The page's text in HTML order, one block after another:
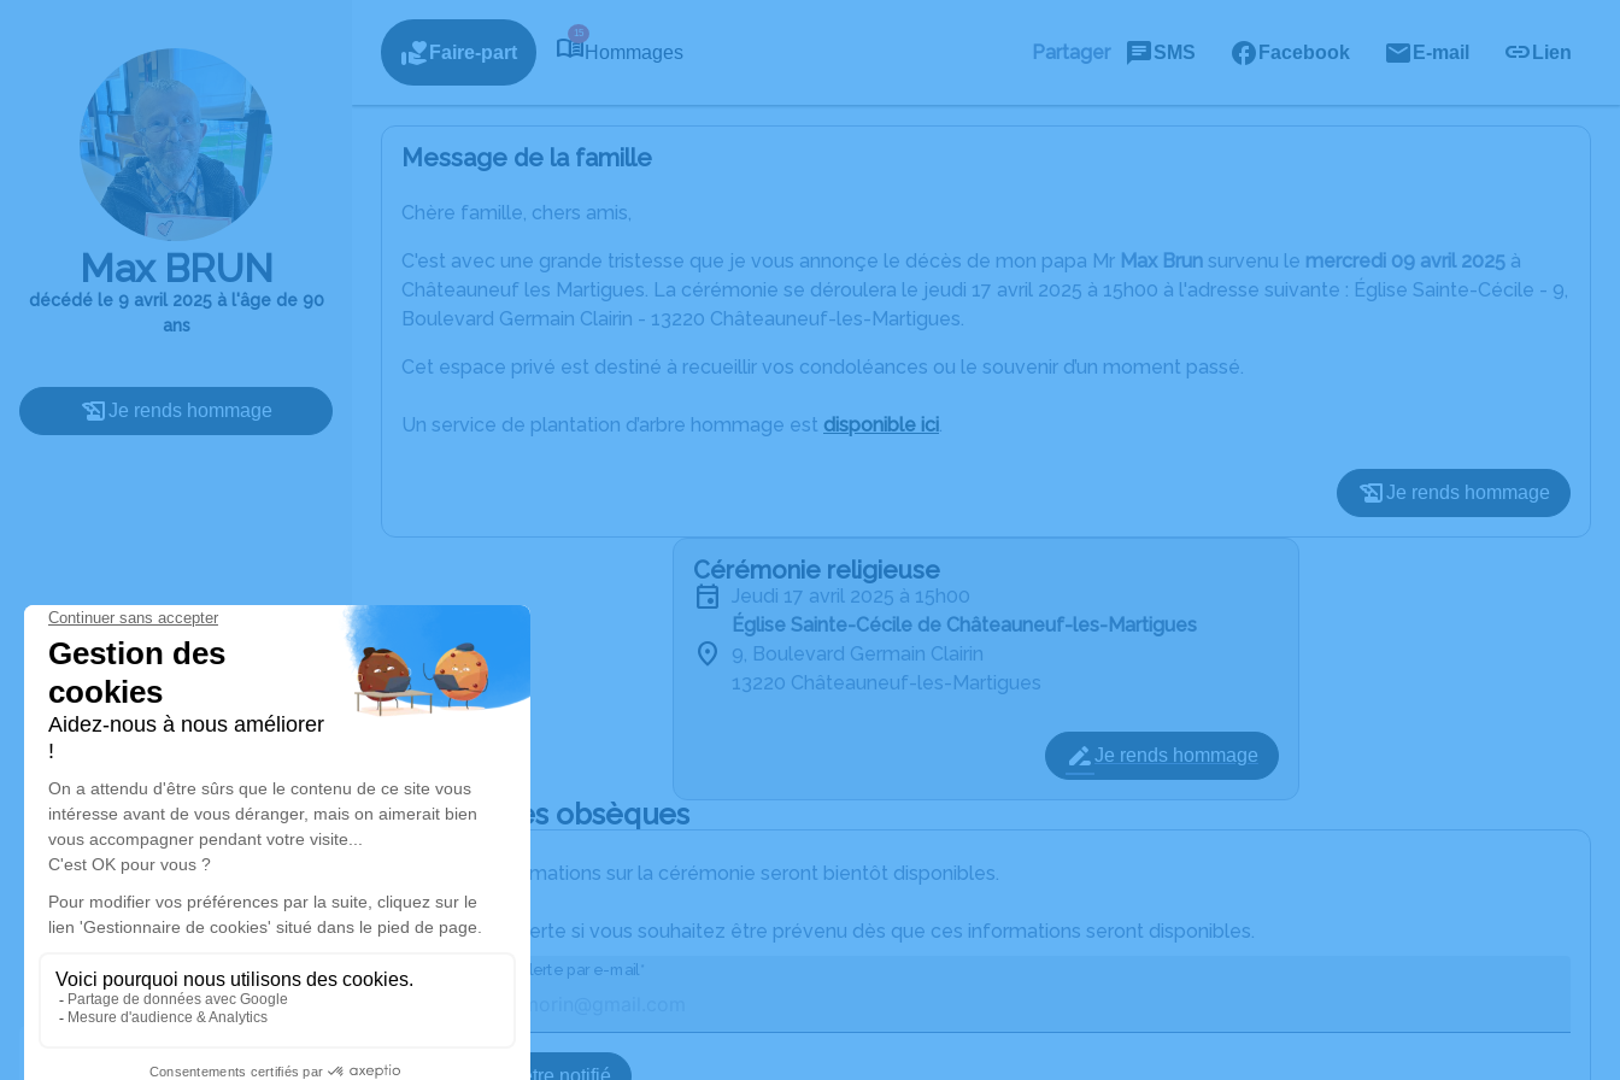
Max BRUN
décédé le 9 avril 2025 à l'âge de 90
ans
Je rends hommage
Faire-part
15
Hommages Partager SMS Facebook E-mail Lien
Message de la famille
Chère famille, chers amis,
C'est avec une grande tristesse que je vous annonçe le décès de mon papa Mr Max Brun survenu le mercredi 09 avril 2025 à
Châteauneuf les Martigues. La cérémonie se déroulera le jeudi 17 avril 2025 à 15h00 à l'adresse suivante : Église Sainte-Cécile - 9,
Boulevard Germain Clairin - 13220 Châteauneuf-les-Martigues.
Cet espace privé est destiné à recueillir vos condoléances ou le souvenir d’un moment passé.
Un service de plantation d’arbre hommage est disponible ici.
Je rends hommage
Cérémonie religieuse
jeudi 17 avril 2025 à 15h00
Église Sainte-Cécile de Châteauneuf-les-Martigues
9, Boulevard Germain Clairin
13220 Châteauneuf-les-Martigues
Je rends hommage
Déroulé des obsèques
Les informations sur la cérémonie seront bientôt disponibles.
Activez une alerte si vous souhaitez être prévenu dès que ces informations seront disponibles.
Recevoir une alerte par e-mail*
Je veux être notifié